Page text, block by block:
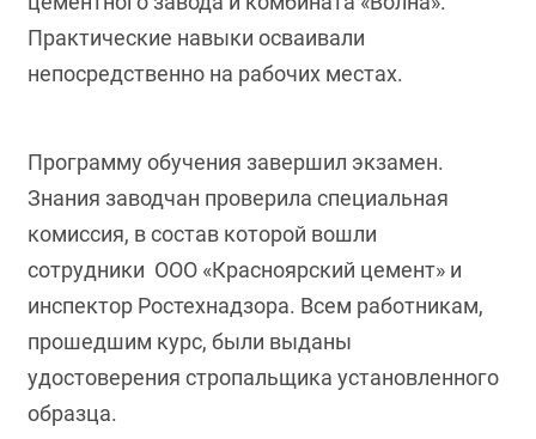
Практические навыки осваивали
непосредственно на рабочих местах.
Программу обучения завершил экзамен.
Знания заводчан проверила специальная
комиссия, в состав которой вошли
сотрудники ООО «Красноярский цемент» и
инспектор Ростехнадзора. Всем работникам,
прошедшим курс, были выданы
удостоверения стропальщика установленного
образца.